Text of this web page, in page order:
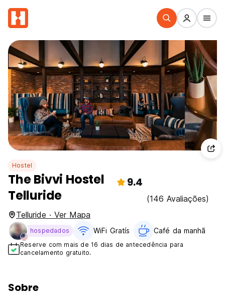
Hostel
The Bivvi Hostel
Telluride
9.4
(146 Avaliações)
Telluride · Ver Mapa
hospedados WiFi Gratís Café da manhã
Reserve com mais de 16 dias de antecedência para
cancelamento gratuito.
Sobre